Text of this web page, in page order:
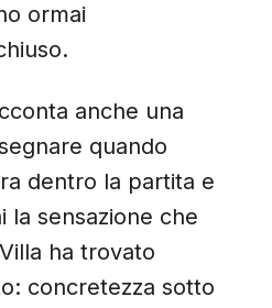
ormai
anche una
quando
dentro la partita e
la sensazione che
ha trovato
concretezza sotto